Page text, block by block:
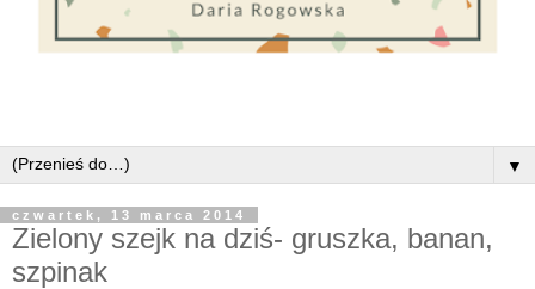
▼
czwartek, 13 marca 2014
Zielony szejk na dziś- gruszka, banan,
szpinak